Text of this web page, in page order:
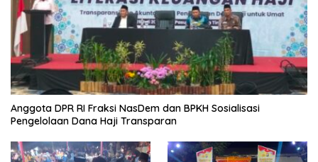
Anggota DPR RI Fraksi NasDem dan BPKH Sosialisasi
Pengelolaan Dana Haji Transparan